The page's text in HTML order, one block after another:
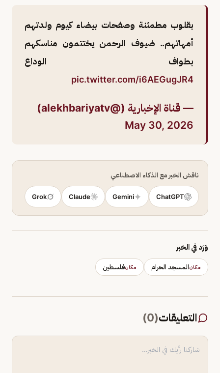
بقلوب مطمئنة وصفحات بيضاء كيوم ولدتهم
أمهاتهم.. ضيوف الرحمن يختتمون مناسكهم
بطواف الوداع
pic.twitter.com/i6AEGugJR4
— قناة الإخبارية (@alekhbariyatv)
May 30, 2026
ناقش الخبر مع الذكاء الاصطناعي
ChatGPT
Gemini
Claude
Grok
وَرَد في الخبر
مكانالمسجد الحرام مكانفلسطين
التعليقات(
0
)